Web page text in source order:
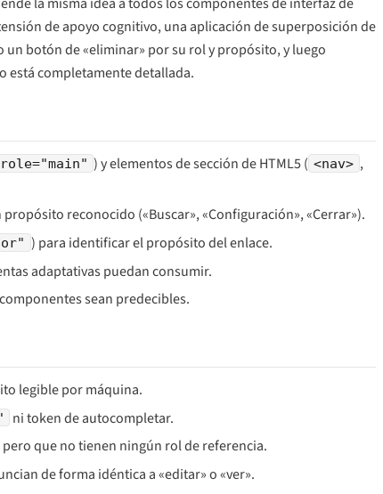
de apoyo cognitivo, una aplicación de superposición de
botón de «eliminar» por su rol y propósito, y luego
está completamente detallada.
role="main" ) y elementos de sección de HTML5 ( <nav> ,
reconocido («Buscar», «Configuración», «Cerrar»).
) para identificar el propósito del enlace.
adaptativas puedan consumir.
sean predecibles.
legible por máquina.
ni token de autocompletar.
que no tienen ningún rol de referencia.
de forma idéntica a «editar» o «ver».